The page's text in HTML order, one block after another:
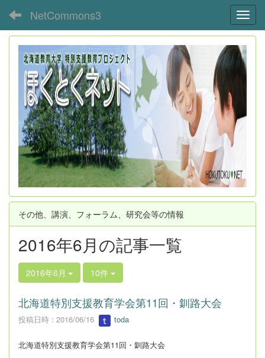
NetCommons3
その他、講演、フォーラム、研究会等の情報
2016年6月の記事一覧
2016年6月 10件
北海道特別支援教育学会第11回・釧路大会
投稿日時 : 2016/06/16 toda
北海道特別支援教育学会第11回・釧路大会